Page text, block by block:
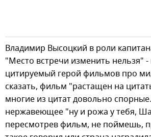
Владимир Высоцкий в роли
"Место встречи изменить нельзя"
цитируемый герой фильмов про
сказать, фильм "растащен на
многие из цитат довольно
нержавеющее "ну и рожа у тебя,
пересмотрев фильм, не поймешь,